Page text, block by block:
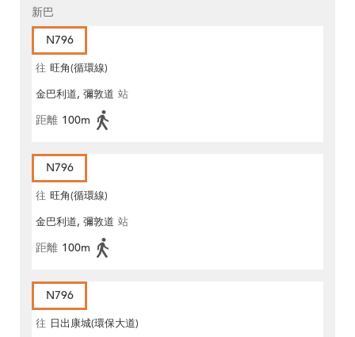
新巴
N796
往 旺角(循環線)
金巴利道, 彌敦道 站
距離 100m
N796
往 旺角(循環線)
金巴利道, 彌敦道 站
距離 100m
N796
往 日出康城(環保大道)